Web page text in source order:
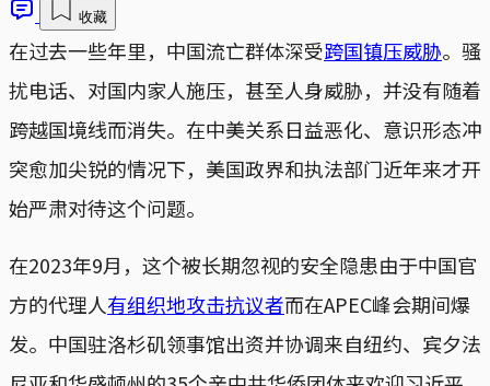
收藏
在过去一些年里，中国流亡群体深受跨国镇压威胁。骚
扰电话、对国内家人施压，甚至人身威胁，并没有随着
跨越国境线而消失。在中美关系日益恶化、意识形态冲
突愈加尖锐的情况下，美国政界和执法部门近年来才开
始严肃对待这个问题。
在2023年9月，这个被长期忽视的安全隐患由于中国官
方的代理人有组织地攻击抗议者而在APEC峰会期间爆
发。中国驻洛杉矶领事馆出资并协调来自纽约、宾夕法